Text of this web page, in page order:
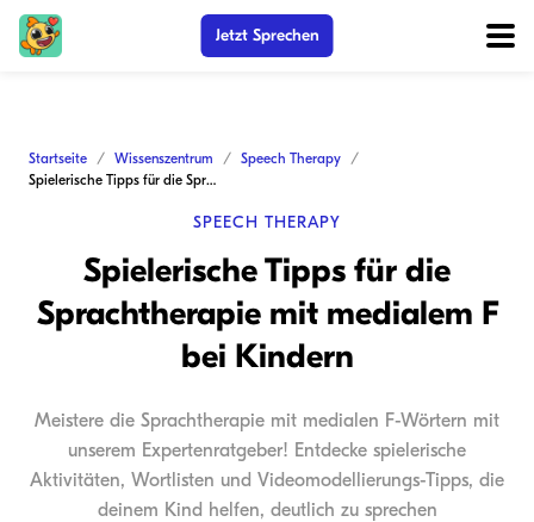
Jetzt Sprechen
Startseite Wissenszentrum
Speech Therapy
Spielerische Tipps für die Sprachtherapie mit medialem F bei Kindern
SPEECH THERAPY
Spielerische Tipps für die
Sprachtherapie mit medialem F
bei Kindern
Meistere die Sprachtherapie mit medialen F-Wörtern mit
unserem Expertenratgeber! Entdecke spielerische
Aktivitäten, Wortlisten und Videomodellierungs-Tipps, die
deinem Kind helfen, deutlich zu sprechen